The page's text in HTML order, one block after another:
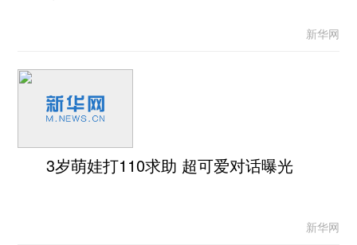
新华网
3岁萌娃打110求助 超可爱对话曝光
新华网